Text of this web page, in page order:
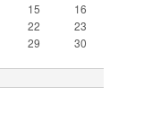
15
16
22
23
29
30